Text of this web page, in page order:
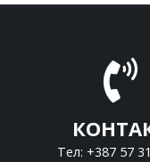
Тел: +387 57